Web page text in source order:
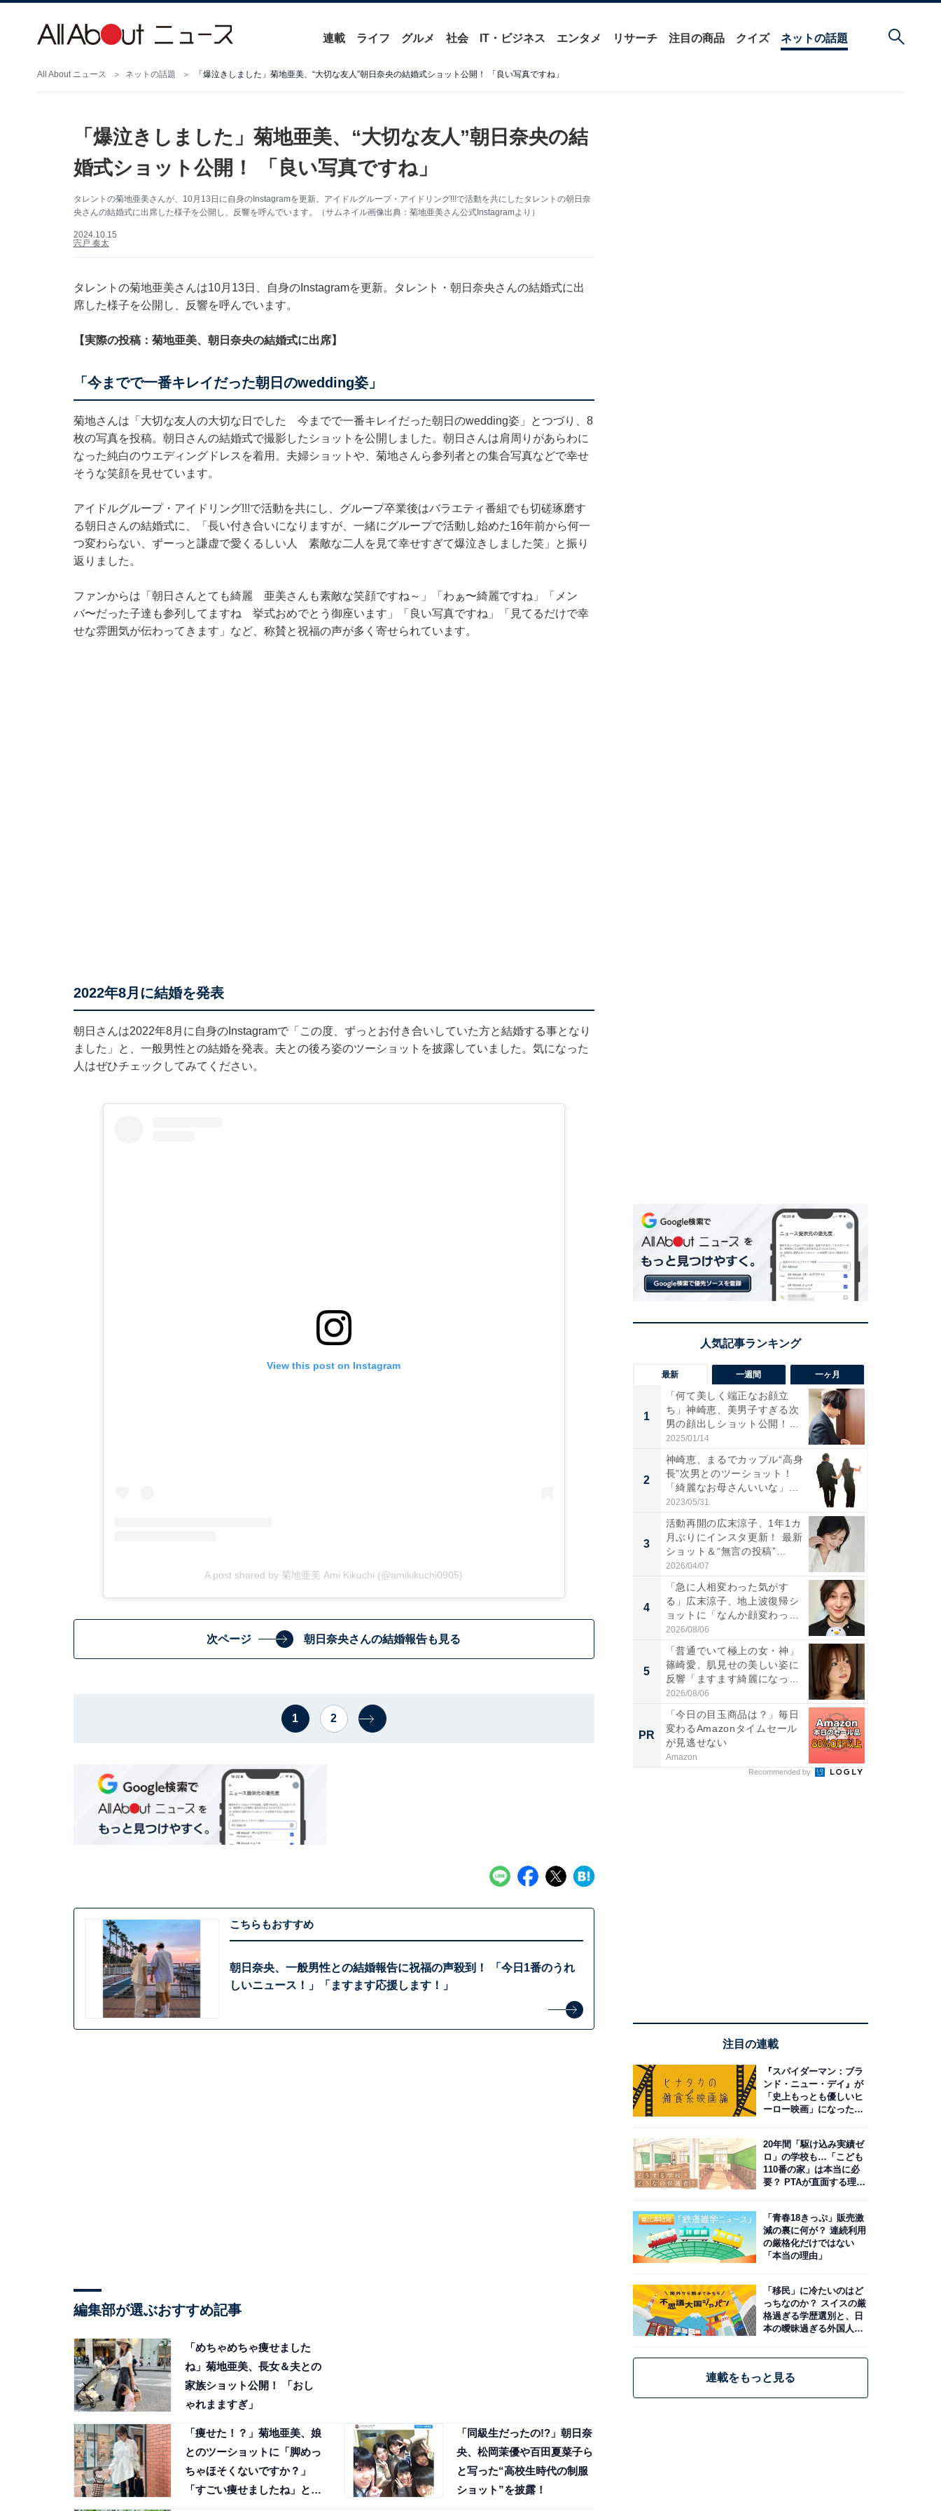
連載 ライフ グルメ 社会 IT・ビジネス エンタメ リサーチ 注目の商品 クイズ ネットの話題
All About ニュース ネットの話題 「爆泣きしました」菊地亜美、“大切な友人”朝日奈央の結婚式ショット公開！ 「良い写真ですね」
「爆泣きしました」菊地亜美、“大切な友人”朝日奈央の結
婚式ショット公開！ 「良い写真ですね」
タレントの菊地亜美さんが、10月13日に自身のInstagramを更新。アイドルグループ・アイドリング!!!で活動を共にしたタレントの朝日奈
央さんの結婚式に出席した様子を公開し、反響を呼んでいます。（サムネイル画像出典：菊地亜美さん公式Instagramより）
2024.10.15
宍戸 奏太
タレントの菊地亜美さんは10月13日、自身のInstagramを更新。タレント・朝日奈央さんの結婚式に出
席した様子を公開し、反響を呼んでいます。
【実際の投稿：菊地亜美、朝日奈央の結婚式に出席】
「今までで一番キレイだった朝日のwedding姿」
菊地さんは「大切な友人の大切な日でした 今までで一番キレイだった朝日のwedding姿」とつづり、8
枚の写真を投稿。朝日さんの結婚式で撮影したショットを公開しました。朝日さんは肩周りがあらわに
なった純白のウエディングドレスを着用。夫婦ショットや、菊地さんら参列者との集合写真などで幸せ
そうな笑顔を見せています。
アイドルグループ・アイドリング!!!で活動を共にし、グループ卒業後はバラエティ番組でも切磋琢磨す
る朝日さんの結婚式に、「長い付き合いになりますが、一緒にグループで活動し始めた16年前から何一
つ変わらない、ずーっと謙虚で愛くるしい人 素敵な二人を見て幸せすぎて爆泣きしました笑」と振り
返りました。
ファンからは「朝日さんとても綺麗 亜美さんも素敵な笑顔ですね～」「わぁ〜綺麗ですね」「メン
バ〜だった子達も参列してますね 挙式おめでとう御座います」「良い写真ですね」「見てるだけで幸
せな雰囲気が伝わってきます」など、称賛と祝福の声が多く寄せられています。
2022年8月に結婚を発表
朝日さんは2022年8月に自身のInstagramで「この度、ずっとお付き合いしていた方と結婚する事となり
ました」と、一般男性との結婚を発表。夫との後ろ姿のツーショットを披露していました。気になった
人はぜひチェックしてみてください。
View this post on Instagram
A post shared by 菊地亜美 Ami Kikuchi (@amikikuchi0905)
次ページ 朝日奈央さんの結婚報告も見る
1 2
こちらもおすすめ
朝日奈央、一般男性との結婚報告に祝福の声殺到！ 「今日1番のうれ
しいニュース！」「ますます応援します！」
編集部が選ぶおすすめ記事
「めちゃめちゃ痩せました
ね」菊地亜美、長女＆夫との
家族ショット公開！ 「おし
ゃれまますぎ」
「痩せた！？」菊地亜美、娘
とのツーショットに「脚めっ
ちゃほそくないですか？」
「すごい痩せましたね」と反
「同級生だったの!?」朝日奈
央、松岡茉優や百田夏菜子ら
と写った“高校生時代の制服
ショット”を披露！
最新 一週間 一ヶ月
1
「何て美しく端正なお顔立
ち」神崎恵、美男子すぎる次
男の顔出しショット公開！
「め...
2025/01/14
2
神崎恵、まるでカップル“高身
長”次男とのツーショット！
「綺麗なお母さんいいな」...
2023/05/31
3
活動再開の広末涼子、1年1カ
月ぶりにインスタ更新！ 最新
ショット＆“無言の投稿”...
2026/04/07
4
「急に人相変わった気がす
る」広末涼子、地上波復帰シ
ョットに「なんか顔変わっ
た」の...
2026/08/06
5
「普通でいて極上の女・神」
篠崎愛、肌見せの美しい姿に
反響「ますます綺麗になって
い...
2026/08/06
PR
「今日の目玉商品は？」毎日
変わるAmazonタイムセール
が見逃せない
Amazon
Recommended by
注目の連載
『スパイダーマン：ブラ
ンド・ニュー・デイ』が
「史上もっとも優しいヒ
ーロー映画」になった理
20年間「駆け込み実績ゼ
ロ」の学校も…「こども
110番の家」は本当に必
要？ PTAが直面する理想
「青春18きっぷ」販売激
減の裏に何が？ 連続利用
の厳格化だけではない
「本当の理由」
「移民」に冷たいのはど
っちなのか？ スイスの厳
格過ぎる学歴選別と、日
本の曖昧過ぎる外国人政
連載をもっと見る